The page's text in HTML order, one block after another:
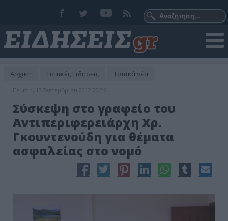
Αρχική Τοπικές Ειδήσεις Τοπικά νέα
Πέμπτη, 13 Σεπτεμβρίου 2012 20:26
Σύσκεψη στο γραφείο του
Αντιπεριφερειάρχη Χρ.
Γκουντενούδη για θέματα
ασφαλείας στο νομό